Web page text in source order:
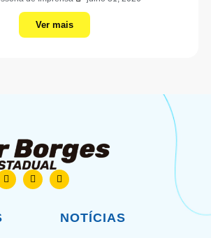
Ver mais
NOTÍCIAS